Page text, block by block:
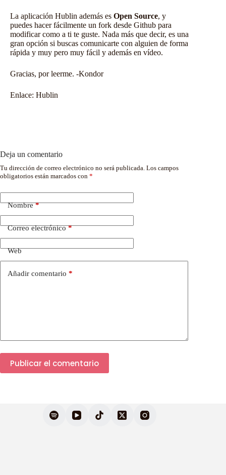
La aplicación Hublin además es Open Source, y
puedes hacer fácilmente un fork desde Github para
modificar como a ti te guste. Nada más que decir, es una
gran opción si buscas comunicarte con alguien de forma
rápida y muy pero muy fácil y además en vídeo.
Gracias, por leerme. -Kondor
Enlace: Hublin
Deja un comentario
Tu dirección de correo electrónico no será publicada. Los campos
obligatorios están marcados con *
Nombre*
Correo electrónico*
Web
Añadir comentario *
Publicar el comentario